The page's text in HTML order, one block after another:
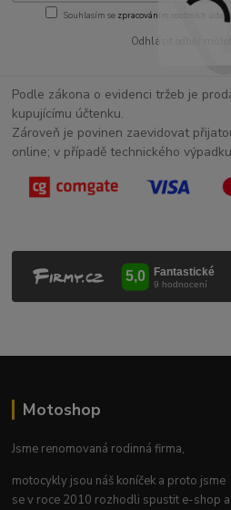
Souhlasím se zpracováním osobních údajů
Odhlásit odběr
Podle zákona o evidenci tržeb je
kupujícímu účtenku.
Zároveň je povinen zaevidovat
online; v případě technického
Motoshop
Jsme renomovaná rodinná firma,
motocykly jsou náš koníček a proto jsme
se v roce 2010 rozhodli spustit e-shop a